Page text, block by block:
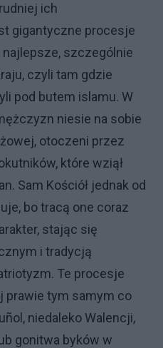
ich
gigantyczne procesje
szczególnie
czyli tam gdzie
pod butem islamu. W
niesie na sobie
otoczeni przez
które wziął
Sam Kościół jednak od
bo tracą one coraz
stając się
i tradycją
Te procesje
prawie tym samym co
niedaleko Walencji,
gonitwa byków w